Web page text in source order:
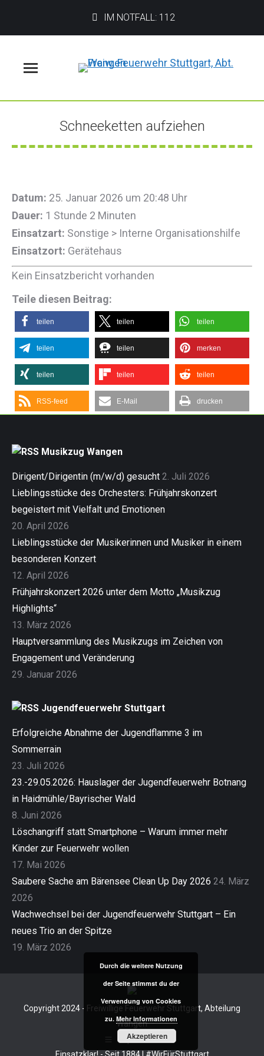
IM NOTFALL: 112
Schneeketten aufziehen
Sie befinden sich hier:
Datum: 25. Januar 2026 um 20:48 Uhr
Dauer: 1 Stunde 2 Minuten
Einsatzart: Sonstige > Interne Organisationshilfe
Einsatzort: Gerätehaus
Kein Einsatzbericht vorhanden
Teile diesen Beitrag:
teilen teilen teilen
teilen teilen merken
teilen teilen teilen
RSS-feed E-Mail drucken
Musikzug Wangen
Dirigent/Dirigentin (m/w/d) gesucht 2. Juli 2026
Lieblingsstücke des Orchesters: Frühjahrskonzert
begeistert mit Vielfalt und Emotionen
20. April 2026
Lieblingsstücke der Musikerinnen und Musiker in einem
besonderen Konzert
12. April 2026
Frühjahrskonzert 2026 unter dem Motto „Musikzug
Highlights“
13. März 2026
Hauptversammlung des Musikzugs im Zeichen von
Engagement und Veränderung
29. Januar 2026
Jugendfeuerwehr Stuttgart
Erfolgreiche Abnahme der Jugendflamme 3 im
Sommerrain
23. Juli 2026
23.-29.05.2026: Hauslager der Jugendfeuerwehr Botnang
in Haidmühle/Bayrischer Wald
8. Juni 2026
Löschangriff statt Smartphone – Warum immer mehr
Kinder zur Feuerwehr wollen
17. Mai 2026
Saubere Sache am Bärensee Clean Up Day 2026 24. März
2026
Wachwechsel bei der Jugendfeuerwehr Stuttgart – Ein
neues Trio an der Spitze
19. März 2026
Copyright 2024 - Freiwillige Feuerwehr Stuttgart, Abteilung
Wangen
Impressum
Durch die weitere Nutzung
der Seite stimmst du der
Verwendung von Cookies
zu. Mehr Informationen
Akzeptieren